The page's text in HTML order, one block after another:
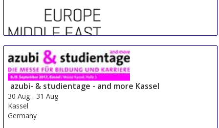
Sre Con Europe Middle East Africa
29 Aug-31 Aug
Duesseldorf area
Germany
azubi- & studientage - and more Kassel
30 Aug - 31 Aug
Kassel
Germany